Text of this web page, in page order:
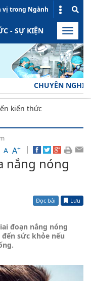
vị trong Ngành
- SỰ KIỆN HOẠT
Toggle
CHUYÊN NGHIỆP -
kiến thức
A A+ |
nắng nóng
Đọc bài Lưu
đoạn nắng nóng
sức khỏe nếu